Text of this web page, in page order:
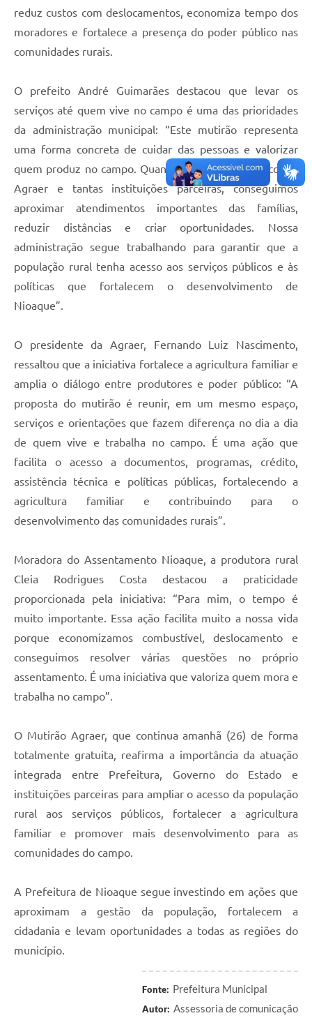
reduz custos com deslocamentos, economiza tempo dos
moradores e fortalece a presença do poder público nas
comunidades rurais.
O prefeito André Guimarães destacou que levar os
serviços até quem vive no campo é uma das prioridades
da administração municipal: “Este mutirão representa
uma forma concreta de cuidar das pessoas e valorizar
quem produz no campo. Quando unimos esforços com a
Agraer e tantas instituições parceiras, conseguimos
aproximar atendimentos importantes das famílias,
reduzir distâncias e criar oportunidades. Nossa
administração segue trabalhando para garantir que a
população rural tenha acesso aos serviços públicos e às
políticas que fortalecem o desenvolvimento de
Nioaque”.
O presidente da Agraer, Fernando Luiz Nascimento,
ressaltou que a iniciativa fortalece a agricultura familiar e
amplia o diálogo entre produtores e poder público: “A
proposta do mutirão é reunir, em um mesmo espaço,
serviços e orientações que fazem diferença no dia a dia
de quem vive e trabalha no campo. É uma ação que
facilita o acesso a documentos, programas, crédito,
assistência técnica e políticas públicas, fortalecendo a
agricultura familiar e contribuindo para o
desenvolvimento das comunidades rurais”.
Moradora do Assentamento Nioaque, a produtora rural
Cleia Rodrigues Costa destacou a praticidade
proporcionada pela iniciativa: “Para mim, o tempo é
muito importante. Essa ação facilita muito a nossa vida
porque economizamos combustível, deslocamento e
conseguimos resolver várias questões no próprio
assentamento. É uma iniciativa que valoriza quem mora e
trabalha no campo”.
O Mutirão Agraer, que continua amanhã (26) de forma
totalmente gratuita, reafirma a importância da atuação
integrada entre Prefeitura, Governo do Estado e
instituições parceiras para ampliar o acesso da população
rural aos serviços públicos, fortalecer a agricultura
familiar e promover mais desenvolvimento para as
comunidades do campo.
A Prefeitura de Nioaque segue investindo em ações que
aproximam a gestão da população, fortalecem a
cidadania e levam oportunidades a todas as regiões do
município.
Fonte: Prefeitura Municipal
Autor: Assessoria de comunicação